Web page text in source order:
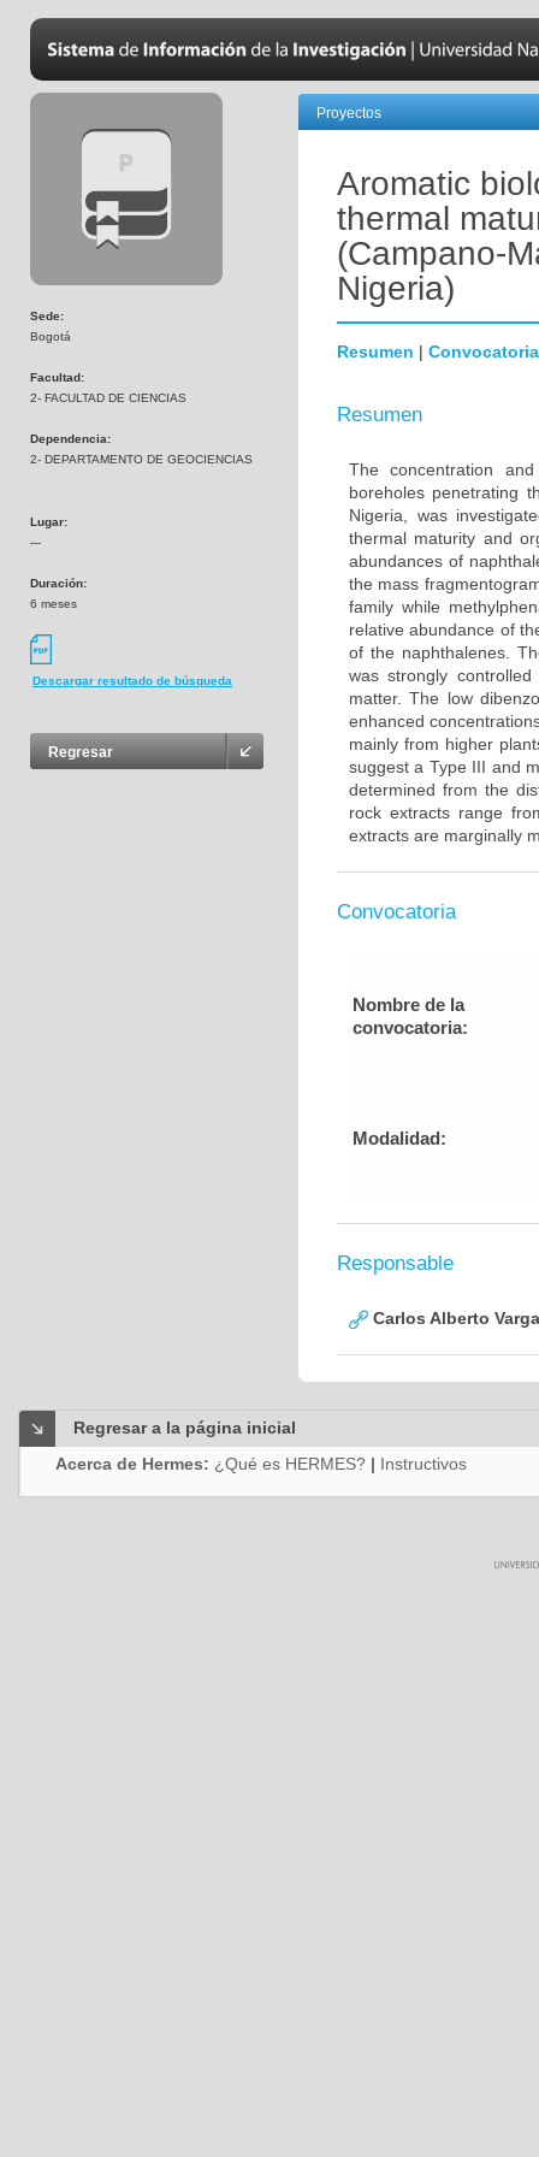
Sede:
Bogotá
Facultad:
2- FACULTAD DE CIENCIAS
Dependencia:
2- DEPARTAMENTO DE GEOCIENCIAS
Lugar:
---
Duración:
6 meses
Descargar resultado de búsqueda
Regresar
Proyectos
Aromatic
thermal
(Campano-
Nigeria)
Resumen | Convocatoria
Resumen
The concentration
boreholes penetrating
Nigeria, was
thermal maturity and
abundances of
the mass
family while
relative abundance of
of the naphthalenes.
was strongly
matter. The low
enhanced
mainly from higher
suggest a Type III and
determined from the
rock extracts range
extracts are marginally
Convocatoria
Nombre de la
convocatoria:
Modalidad:
Responsable
Carlos Alberto
Regresar a la página inicial
Acerca de Hermes: ¿Qué es HERMES? | Instructivos